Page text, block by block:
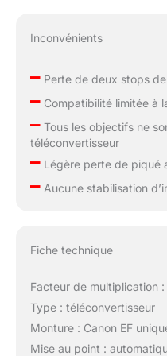
Inconvénients
–Perte de deux stops
–Compatibilité limitée à
–Tous les objectifs ne
téléconvertisseur
–Légère perte de piqué
–Aucune stabilisation
Fiche technique
Facteur de multiplication
Type : téléconvertisseur
Monture : Canon EF
Mise au point :